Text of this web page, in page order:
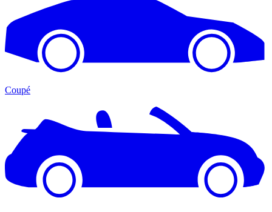
Coupé